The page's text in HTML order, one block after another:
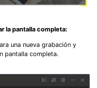
la pantalla completa:
una nueva grabación y
pantalla completa.